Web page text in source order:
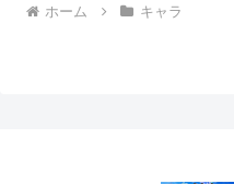
ホーム キャラ